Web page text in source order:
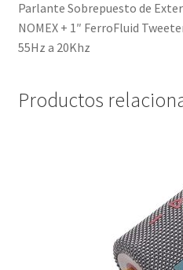
Parlante Sobrepuesto de
NOMEX + 1″ FerroFluid
55Hz a 20Khz
Productos